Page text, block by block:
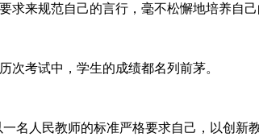
来规范自己的言行，毫不松懈地培养自己
次考试中，学生的成绩都名列前茅。
名人民教师的标准严格要求自己，以创